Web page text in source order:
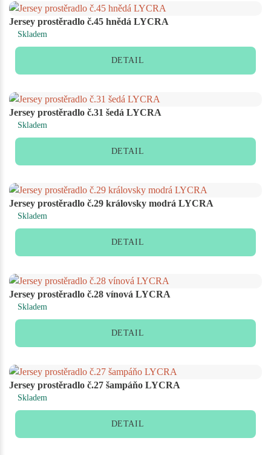
Jersey prostěradlo č.45 hnědá LYCRA
Skladem
DETAIL
Jersey prostěradlo č.31 šedá LYCRA
Skladem
DETAIL
Jersey prostěradlo č.29 královsky modrá LYCRA
Skladem
DETAIL
Jersey prostěradlo č.28 vínová LYCRA
Skladem
DETAIL
Jersey prostěradlo č.27 šampáňo LYCRA
Skladem
DETAIL